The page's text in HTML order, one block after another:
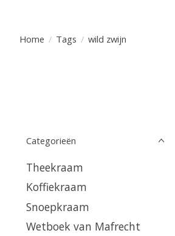
Home / Tags / wild zwijn
Categorieën
Theekraam
Koffiekraam
Snoepkraam
Wetboek van Mafrecht